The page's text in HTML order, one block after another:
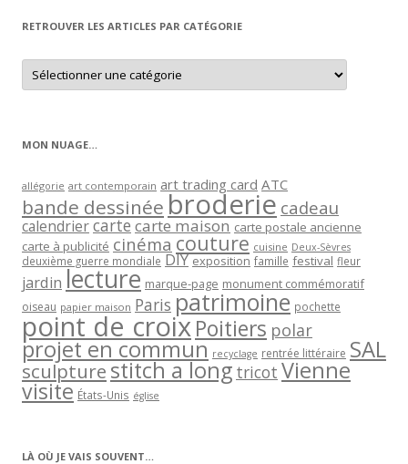
RETROUVER LES ARTICLES PAR CATÉGORIE
Retrouver
les
articles
MON NUAGE…
allégorie art contemporain art trading card ATC
bande dessinée broderie cadeau
calendriercartecarte maison carte postale ancienne
carte à publicité cinéma couture cuisine Deux-Sèvres
deuxième guerre mondiale DIY exposition famille festival fleur
jardin lecture marque-page monument commémoratif
oiseau papier maison Paris patrimoine pochette
point de croixPoitiers polar
projet en commun recyclage rentrée littéraire SAL
sculpturestitch a long tricot Vienne
visite États-Unis église
LÀ OÙ JE VAIS SOUVENT…